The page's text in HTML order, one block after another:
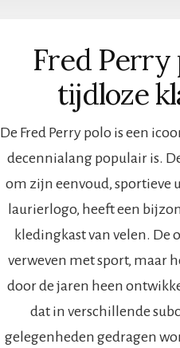
Fred Perry
tijdloze
De Fred Perry polo is een
decennialang populair is.
om zijn eenvoud, sportieve
laurierlogo, heeft een
kledingkast van velen. De
verweven met sport, maar
door de jaren heen
dat in verschillende
gelegenheden gedragen